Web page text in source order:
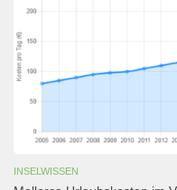
INSELWISSEN